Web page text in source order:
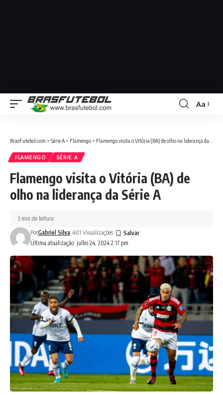
Aa
BrasFutebol.com > Série A > Flamengo > Flamengo visita o Vitória (BA) de olho na liderança da Série A
FLAMENGO SÉRIE A
Flamengo visita o Vitória (BA) de
olho na liderança da Série A
Última atualização: julho 24, 2024 2:17 pm
PorGabriel Silva 401 Visualizações
3 min de leitura